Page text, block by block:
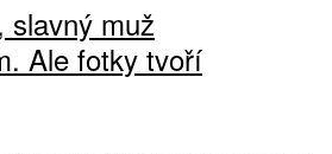
slavný muž
Ale fotky tvoří